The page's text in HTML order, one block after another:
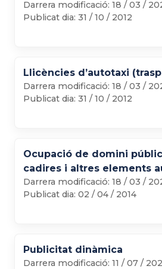
Darrera modificació: 18 / 03 /
Publicat dia: 31 / 10 / 2012
Llicències d’autotaxi
Darrera modificació: 18 / 03 /
Publicat dia: 31 / 10 / 2012
Ocupació de domini
cadires i altres elements
Darrera modificació: 18 / 03 /
Publicat dia: 02 / 04 / 2014
Publicitat dinàmica
Darrera modificació: 11 / 07 /